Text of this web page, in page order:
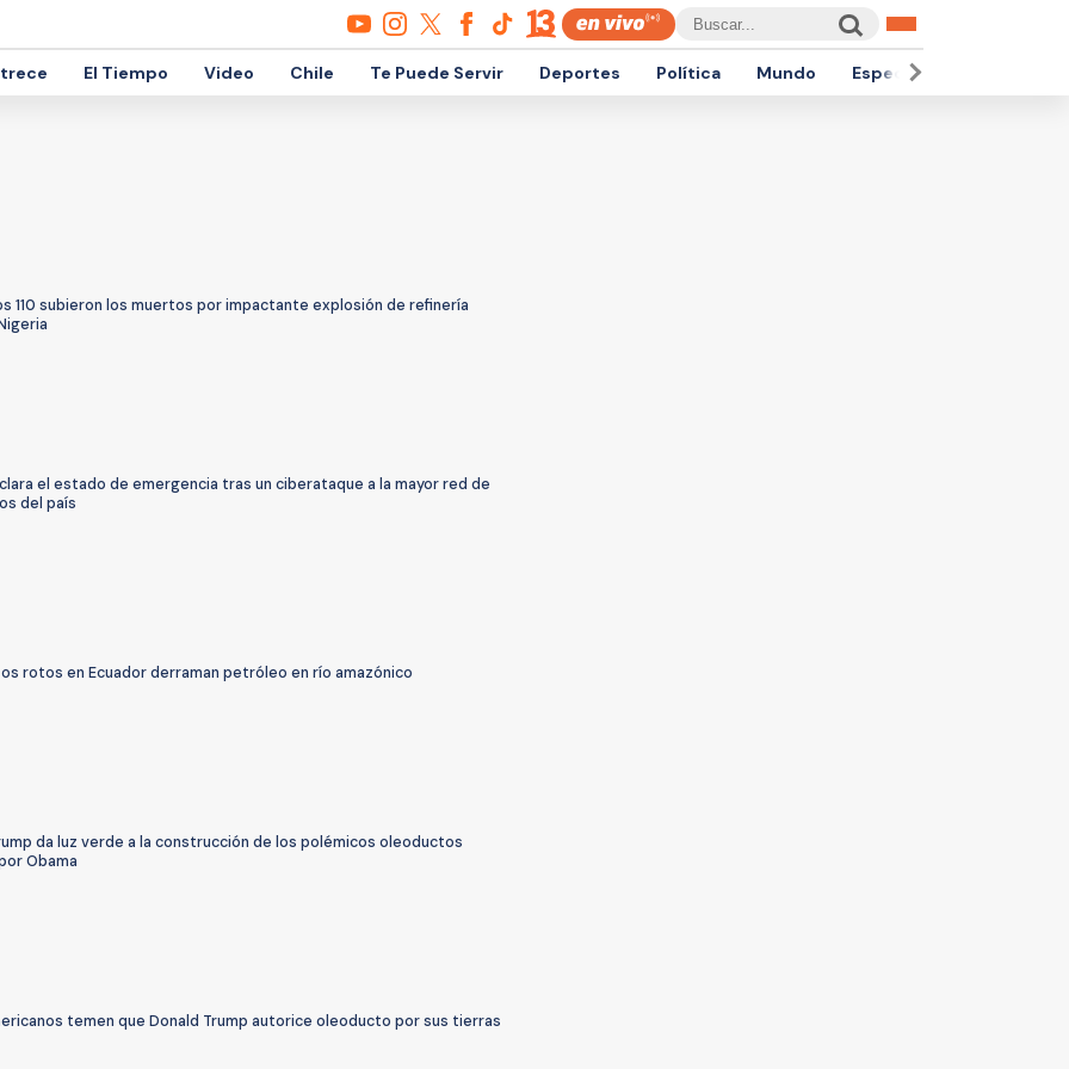
El Tiempo Video Chile Te Puede Servir Deportes Política Mundo Espectáculos
110 subieron los muertos por impactante explosión de refinería
el estado de emergencia tras un ciberataque a la mayor red de
del país
rotos en Ecuador derraman petróleo en río amazónico
da luz verde a la construcción de los polémicos oleoductos
Obama
temen que Donald Trump autorice oleoducto por sus tierras